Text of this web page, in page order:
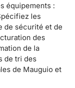
équipements :
les
de sécurité et de
des
de la
de tri des
de Mauguio et